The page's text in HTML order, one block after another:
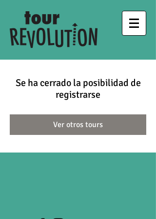
Se ha cerrado la posibilidad de
registrarse
Ver otros tours